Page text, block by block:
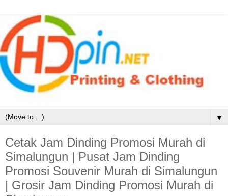
▼
Cetak Jam Dinding Promosi Murah di
Simalungun | Pusat Jam Dinding
Promosi Souvenir Murah di Simalungun
| Grosir Jam Dinding Promosi Murah di